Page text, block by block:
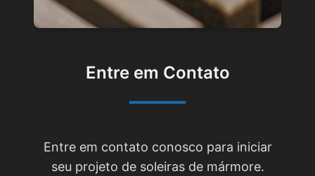
Entre em Contato
Entre em contato conosco para iniciar
seu projeto de soleiras de mármore.